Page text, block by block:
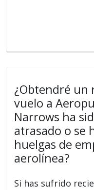
¿Obtendré un
vuelo a
Narrows ha
atrasado o se
huelgas de
aerolínea?
Si has sufrido